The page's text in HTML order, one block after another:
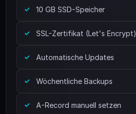
10 GB SSD-Speicher
SSL-Zertifikat (Let's Encrypt)
Automatische Updates
Wöchentliche Backups
A-Record manuell setzen